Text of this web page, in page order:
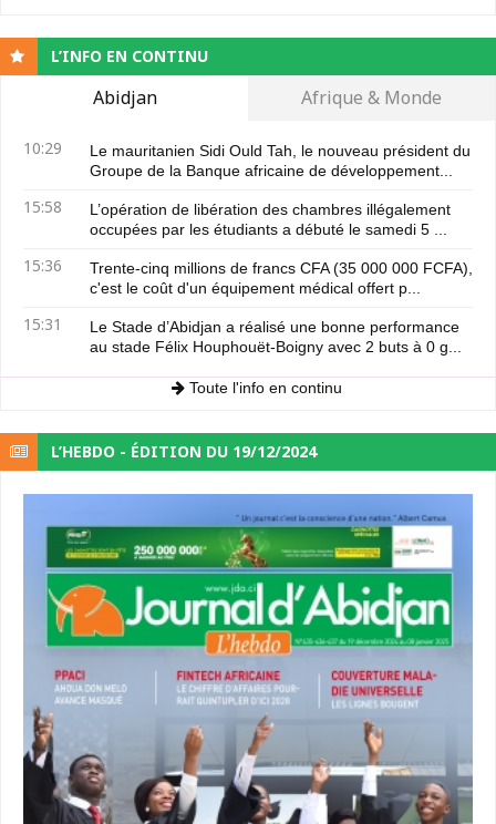
L’INFO EN CONTINU
Abidjan Afrique & Monde
10:29
Le mauritanien Sidi Ould Tah, le nouveau président du
Groupe de la Banque africaine de développement...
15:58
L’opération de libération des chambres illégalement
occupées par les étudiants a débuté le samedi 5 ...
15:36
Trente-cinq millions de francs CFA (35 000 000 FCFA),
c'est le coût d'un équipement médical offert p...
15:31
Le Stade d’Abidjan a réalisé une bonne performance
au stade Félix Houphouët-Boigny avec 2 buts à 0 g...
Toute l'info en continu
L’HEBDO - ÉDITION DU 19/12/2024